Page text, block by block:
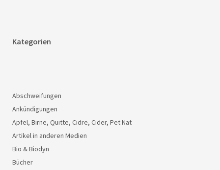
Kategorien
Abschweifungen
Ankündigungen
Apfel, Birne, Quitte, Cidre, Cider, Pet Nat
Artikel in anderen Medien
Bio & Biodyn
Bücher